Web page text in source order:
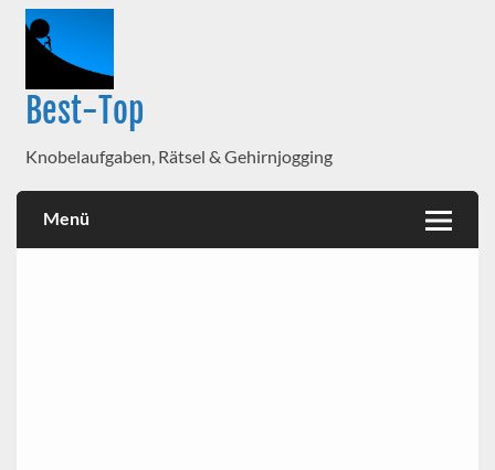
Best-Top
Knobelaufgaben, Rätsel & Gehirnjogging
Menü